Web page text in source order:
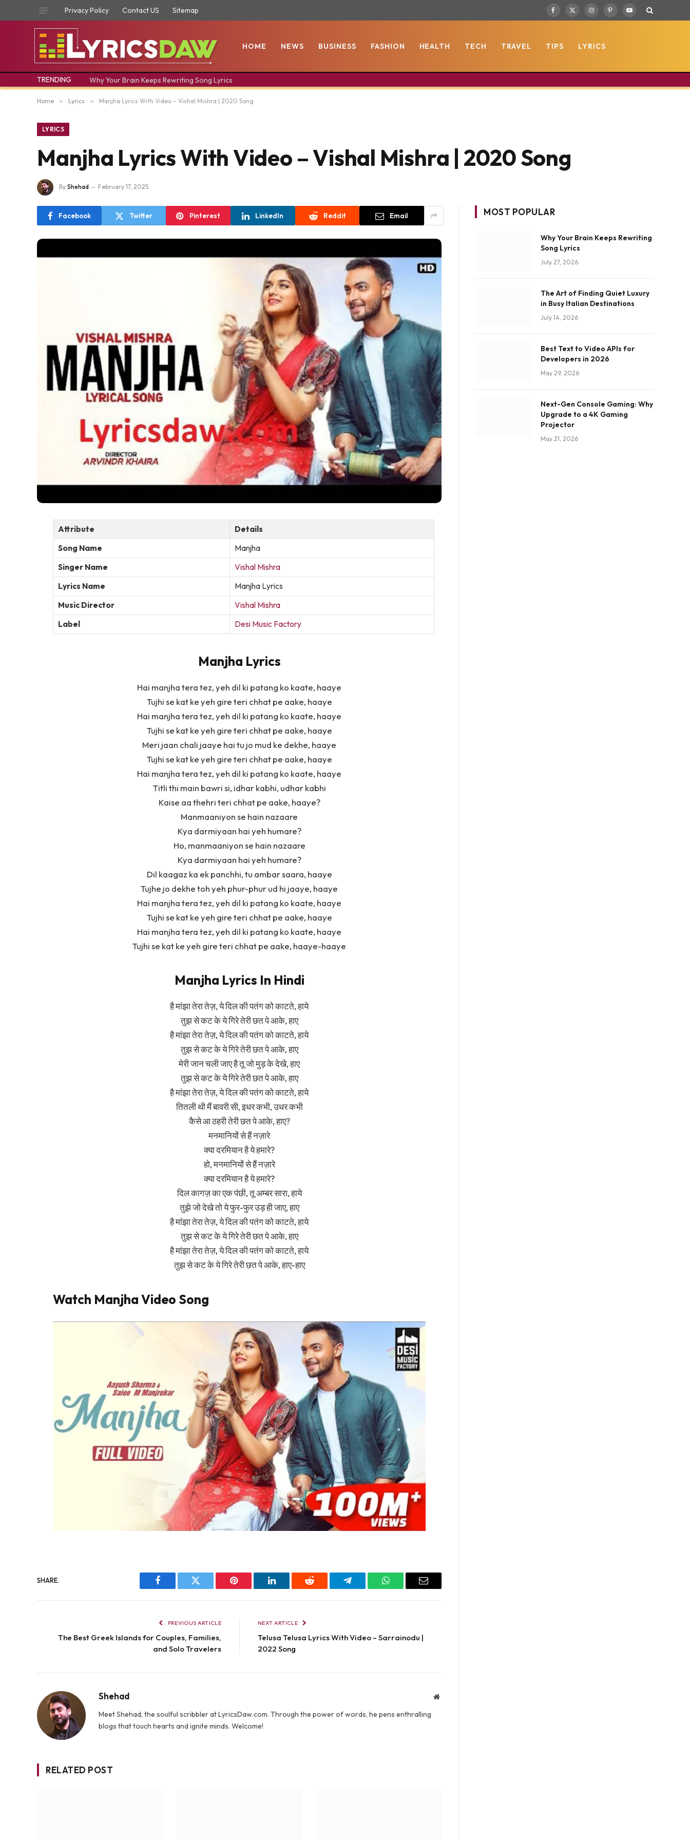
Privacy Policy Contact US Sitemap Facebook
X
InstagramPinterestYouTube
HOME NEWS BUSINESS FASHION HEALTH TECH TRAVEL TIPS LYRICS
TRENDING Why Your Brain Keeps Rewriting Song Lyrics
Home » Lyrics » Manjha Lyrics With Video – Vishal Mishra | 2020 Song
LYRICS
Manjha Lyrics With Video – Vishal Mishra | 2020 Song
By Shehad February 17, 2025
Facebook Twitter Pinterest LinkedIn Reddit Email
Attribute
Details
Song Name
Manjha
Singer Name
Vishal Mishra
Lyrics Name
Manjha Lyrics
Music Director
Vishal Mishra
Label
Desi Music Factory
Manjha Lyrics
Hai manjha tera tez, yeh dil ki patang ko kaate, haaye
Tujhi se kat ke yeh gire teri chhat pe aake, haaye
Hai manjha tera tez, yeh dil ki patang ko kaate, haaye
Tujhi se kat ke yeh gire teri chhat pe aake, haaye
Meri jaan chali jaaye hai tu jo mud ke dekhe, haaye
Tujhi se kat ke yeh gire teri chhat pe aake, haaye
Hai manjha tera tez, yeh dil ki patang ko kaate, haaye
Titli thi main bawri si, idhar kabhi, udhar kabhi
Kaise aa thehri teri chhat pe aake, haaye?
Manmaaniyon se hain nazaare
Kya darmiyaan hai yeh humare?
Ho, manmaaniyon se hain nazaare
Kya darmiyaan hai yeh humare?
Dil kaagaz ka ek panchhi, tu ambar saara, haaye
Tujhe jo dekhe toh yeh phur-phur ud hi jaaye, haaye
Hai manjha tera tez, yeh dil ki patang ko kaate, haaye
Tujhi se kat ke yeh gire teri chhat pe aake, haaye
Hai manjha tera tez, yeh dil ki patang ko kaate, haaye
Tujhi se kat ke yeh gire teri chhat pe aake, haaye-haaye
Manjha Lyrics In Hindi
है मांझा तेरा तेज़, ये दिल की पतंग को काटते, हाये
तुझ से कट के ये गिरे तेरी छत पे आके, हाए
है मांझा तेरा तेज़, ये दिल की पतंग को काटते, हाये
तुझ से कट के ये गिरे तेरी छत पे आके, हाए
मेरी जान चली जाए है तू जो मुड़ के देखे, हाए
तुझ से कट के ये गिरे तेरी छत पे आके, हाए
है मांझा तेरा तेज़, ये दिल की पतंग को काटते, हाये
तितली थी मैं बावरी सी, इधर कभी, उधर कभी
कैसे आ ठहरी तेरी छत पे आके, हाए?
मनमानियों से हैं नज़ारे
क्या दरमियान है ये हमारे?
हो, मनमानियों से हैं नज़ारे
क्या दरमियान है ये हमारे?
दिल कागज़ का एक पंछी, तू अम्बर सारा, हाये
तुझे जो देखे तो ये फुर-फुर उड़ ही जाए, हाए
है मांझा तेरा तेज़, ये दिल की पतंग को काटते, हाये
तुझ से कट के ये गिरे तेरी छत पे आके, हाए
है मांझा तेरा तेज़, ये दिल की पतंग को काटते, हाये
तुझ से कट के ये गिरे तेरी छत पे आके, हाए-हाए
Watch Manjha Video Song
SHARE.
Facebook Twitter Pinterest LinkedIn Reddit Telegram WhatsAppEmail
PREVIOUS ARTICLE
The Best Greek Islands for Couples, Families,
and Solo Travelers
NEXT ARTICLE
Telusa Telusa Lyrics With Video – Sarrainodu |
2022 Song
Shehad Website
Meet Shehad, the soulful scribbler at LyricsDaw.com. Through the power of words, he pens enthralling
blogs that touch hearts and ignite minds. Welcome!
RELATED POST
MOST POPULAR
Why Your Brain Keeps Rewriting
Song Lyrics
July 27, 2026
The Art of Finding Quiet Luxury
in Busy Italian Destinations
July 14, 2026
Best Text to Video APIs for
Developers in 2026
May 29, 2026
Next-Gen Console Gaming: Why
Upgrade to a 4K Gaming
Projector
May 21, 2026